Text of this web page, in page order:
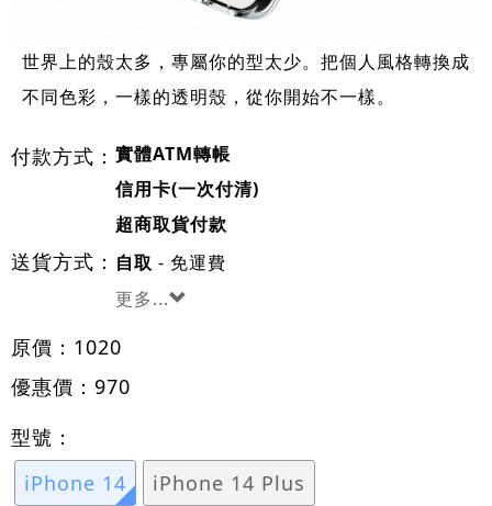
世界上的殼太多，專屬你的型太少。把個人風格轉換成
不同色彩，一樣的透明殼，從你開始不一樣。
付款方式： 實體ATM轉帳
信用卡(一次付清)
超商取貨付款
送貨方式： 自取 - 免運費
更多...
原價： 1020
優惠價： 970
型號：
iPhone 14
iPhone 14 Plus